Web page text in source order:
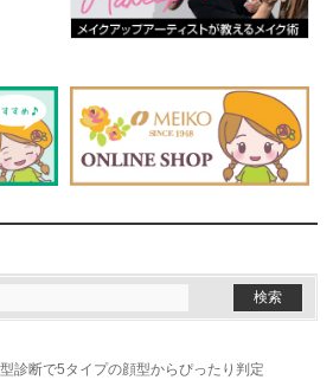
診断で5タイプの顔型からぴったり判定